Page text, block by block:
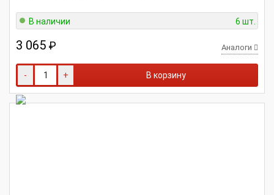
В наличии 6 шт.
3 065 ₽ Аналоги
- + В корзину